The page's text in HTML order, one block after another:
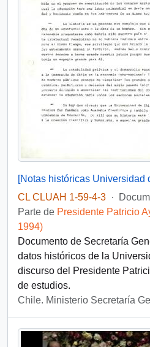
[Notas históricas Universidad
CL CLUAH 1-59-4-3 ·
Parte de Presidente Patricio
1994)
Documento de Secretaría
datos históricos de la
discurso del Presidente
de estudios.
Chile. Ministerio Secretaría